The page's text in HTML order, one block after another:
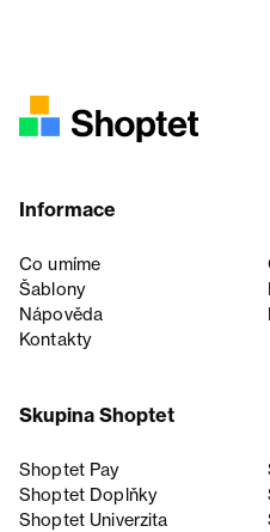
Informace
Co umíme
Šablony
Nápověda
Kontakty
Skupina Shoptet
Shoptet Pay
Shoptet Doplňky
Shoptet Univerzita